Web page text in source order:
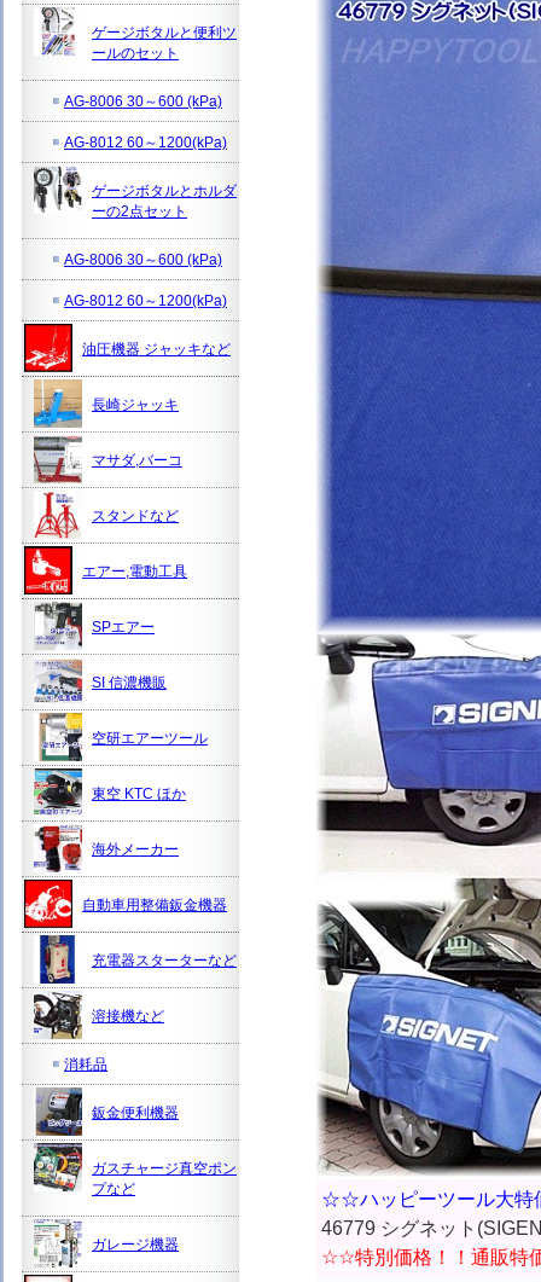
☆☆ハッピーツール大
46779 シグネット
☆☆特別価格！！通販
ゲージボタルと便利ツ
ールのセット
AG-8006 30～600 (kPa)
AG-8012 60～1200(kPa)
ゲージボタルとホルダ
ーの2点セット
AG-8006 30～600 (kPa)
AG-8012 60～1200(kPa)
油圧機器 ジャッキなど
長崎ジャッキ
マサダ,バーコ
スタンドなど
エアー,電動工具
SPエアー
SI 信濃機販
空研エアーツール
東空 KTC ほか
海外メーカー
自動車用整備鈑金機器
充電器スターターなど
溶接機など
消耗品
鈑金便利機器
ガスチャージ真空ポン
プなど
ガレージ機器